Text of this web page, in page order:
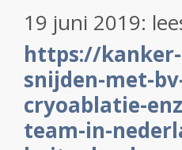
19 juni 2019:
https://
snijden-met-
cryoablatie-
team-in-